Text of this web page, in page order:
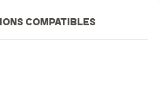
COMPATIBLES